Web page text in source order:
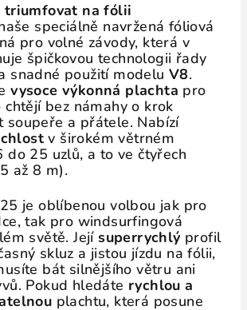
triumfovat na fólii
speciálně navržená fóliová
pro volné závody, která v
špičkovou technologii řady
snadné použití modelu V8.
vysoce výkonná plachta pro
chtějí bez námahy o krok
soupeře a přátele. Nabízí
v širokém větrném
do 25 uzlů, a to ve čtyřech
až 8 m).
je oblíbenou volbou jak pro
tak pro windsurfingová
světě. Jejísuperrychlý profil
skluz a jistou jízdu na fólii,
bát silnějšího větru ani
Pokud hledáte rychlou a
plachtu, která posune